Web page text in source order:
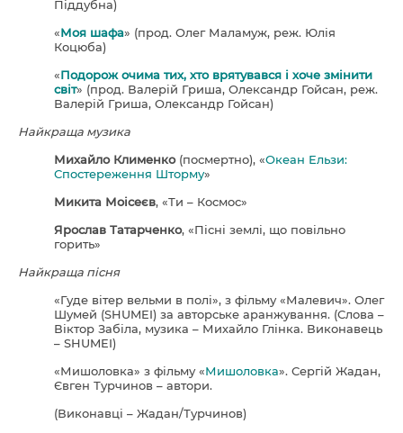
Піддубна)
«Моя шафа» (прод. Олег Маламуж, реж. Юлія
Коцюба)
«Подорож очима тих, хто врятувався і хоче змінити
світ» (прод. Валерій Гриша, Олександр Гойсан, реж.
Валерій Гриша, Олександр Гойсан)
Найкраща музика
Михайло Клименко(посмертно), «Океан Ельзи:
Спостереження Шторму»
Микита Моісеєв, «Ти – Космос»
Ярослав Татарченко, «Пісні землі, що повільно
горить»
Найкраща пісня
«Гуде вітер вельми в полі», з фільму «Малевич». Олег
Шумей (SHUMEI) за авторське аранжування. (Слова –
Віктор Забіла, музика – Михайло Глінка. Виконавець
– SHUMEI)
«Мишоловка» з фільму «Мишоловка». Сергій Жадан,
Євген Турчинов – автори.
(Виконавці – Жадан/Турчинов)